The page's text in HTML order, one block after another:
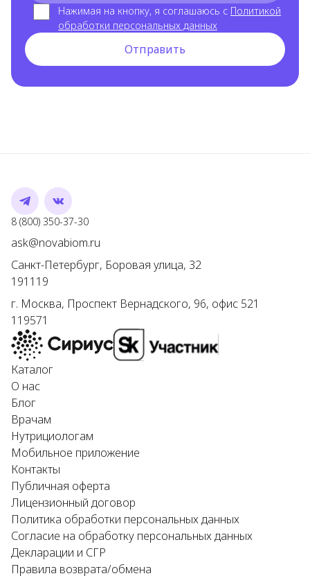
Нажимая на кнопку, я соглашаюсь с Политикой
обработки персональных данных
Отправить
Telegram
VK
8 (800) 350-37-30Номер телефона
ask@novabiom.ru
Санкт-Петербург, Боровая улица, 32
191119
г. Москва, Проспект Вернадского, 96, офис 521
119571
Каталог
О нас
Блог
Врачам
Нутрициологам
Мобильное приложение
Контакты
Публичная оферта
Лицензионный договор
Политика обработки персональных данных
Согласие на обработку персональных данных
Декларации и СГР
Правила возврата/обмена